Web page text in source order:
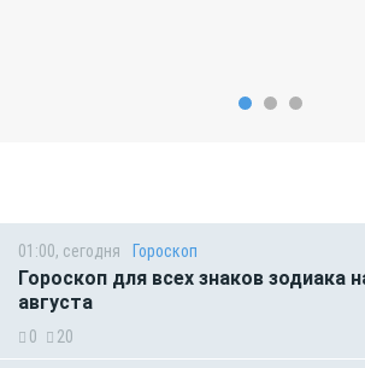
01:00, сегодня Гороскоп
Гороскоп для всех знаков зодиака
августа
0 20